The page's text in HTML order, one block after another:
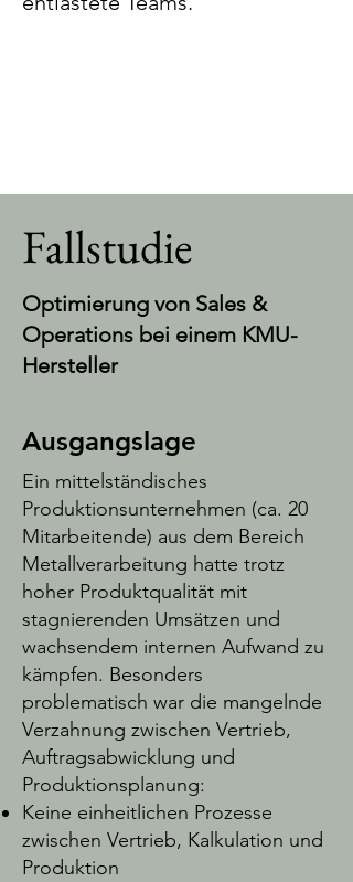
Fallstudie
Optimierung von Sales &
Operations bei einem KMU-
Hersteller
Ausgangslage
Ein mittelständisches
Produktionsunternehmen (ca. 20
Mitarbeitende) aus dem Bereich
Metallverarbeitung hatte trotz
hoher Produktqualität mit
stagnierenden Umsätzen und
wachsendem internen Aufwand zu
kämpfen. Besonders
problematisch war die mangelnde
Verzahnung zwischen Vertrieb,
Auftragsabwicklung und
Produktionsplanung:
Keine einheitlichen Prozesse
zwischen Vertrieb, Kalkulation und
Produktion